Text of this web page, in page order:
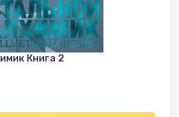
Книга 2